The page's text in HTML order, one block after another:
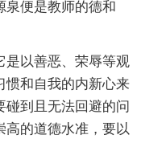
泉便是教师的德和
是以善恶、荣辱等观
惯和自我的内新心来
到且无法回避的问
高的道德水准，要以